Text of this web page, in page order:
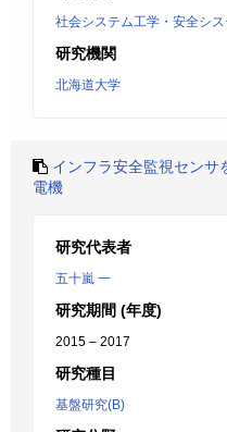
社会システム工学・安全シス
研究機関
北海道大学
インフラ安全監視センサ
電機
研究代表者
五十嵐 一
研究期間 (年度)
2015 – 2017
研究種目
基盤研究(B)